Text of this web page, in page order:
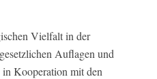
Vielfalt in der
Auflagen und
Kooperation mit den